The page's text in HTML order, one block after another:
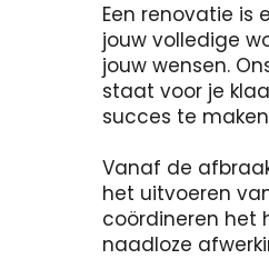
Een renovatie is
jouw volledige
jouw wensen.
staat voor je
succes te
Vanaf de
het uitvoeren
coördineren het
naadloze